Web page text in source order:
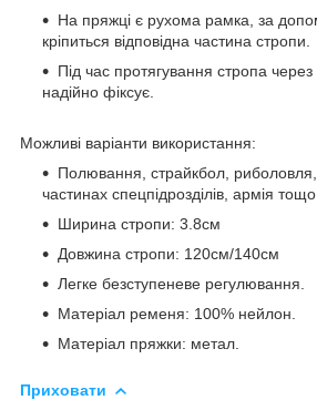
На пряжці є рухома рамка, за
кріпиться відповідна частина стропи.
Під час протягування стропа
надійно фіксує.
Можливі варіанти використання:
Полювання, страйкбол,
частинах спецпідрозділів, армія тощо.
Ширина стропи: 3.8см
Довжина стропи: 120см/140см
Легке безступеневе регулювання.
Матеріал ременя: 100% нейлон.
Матеріал пряжки: метал.
Приховати